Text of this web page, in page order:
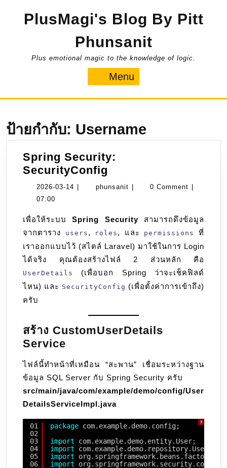
PlusMagi's Blog By Pitt
Phunsanit
Plus emotional magic to the knowledge of logic.
Menu
ป้ายกำกับ: Username
Spring Security:
SecurityConfig
Security:
2026-03-14 2026- phunsanit phunsanit0 Comment
07:00
เพื่อให้ระบบSpring Securityสามารถดึงข้อมูล
จากตาราง
users , roles , และ permissions
ที่
เราออกแบบไว้ (สไตล์ Laravel) มาใช้ในการ Login
ได้จริง คุณต้องสร้างไฟล์ 2 ส่วนหลัก คือ
UserDetails
(เพื่อบอก Spring ว่าจะเช็คฟิลด์
ไหน) และ SecurityConfig (เพื่อตั้งค่าการเข้าถึง)
ครับ
สร้าง CustomUserDetails
Service
ไฟล์นี้ทำหน้าที่เหมือน “สะพาน” เชื่อมระหว่างฐาน
ข้อมูล SQL Server กับ Spring Security ครับ
src/main/java/com/example/demo/config/User
DetailsServiceImpl.java
?
01
02
03
04
05
06
package com.example.demo.config;
import
com.example.demo.entity.User;
import
import
import